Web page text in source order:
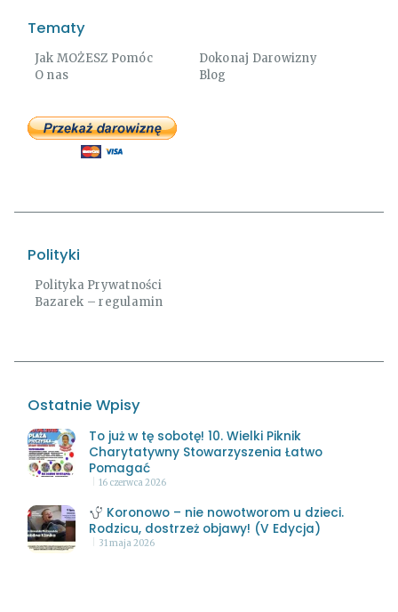
Tematy
Jak MOŻESZ Pomóc
Dokonaj Darowizny
O nas
Blog
Polityki
Polityka Prywatności
Bazarek – regulamin
Ostatnie Wpisy
To już w tę sobotę! 10. Wielki Piknik
Charytatywny Stowarzyszenia Łatwo
Pomagać
16 czerwca 2026
Koronowo – nie nowotworom u dzieci.
Rodzicu, dostrzeż objawy! (V Edycja)
31 maja 2026